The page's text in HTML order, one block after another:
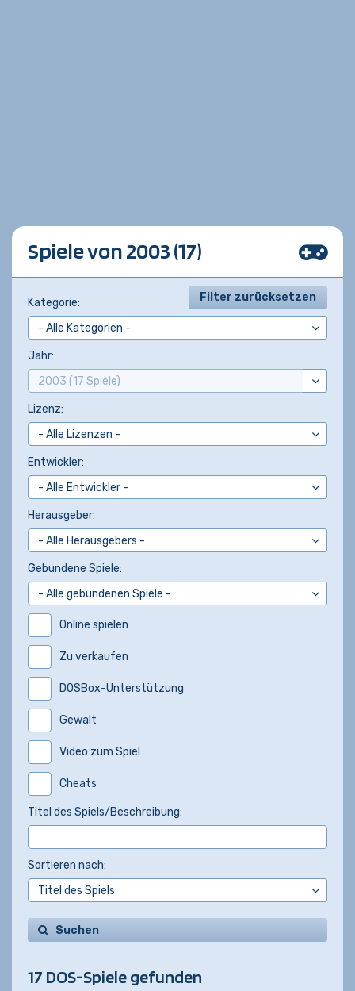
Spiele von 2003 (17)
Filter zurücksetzen
Kategorie:
Jahr:
Lizenz:
Entwickler:
Herausgeber:
Gebundene Spiele:
Online spielen
Zu verkaufen
DOSBox-Unterstützung
Gewalt
Video zum Spiel
Cheats
Titel des Spiels/Beschreibung:
Sortieren nach:
Suchen
17 DOS-Spiele gefunden